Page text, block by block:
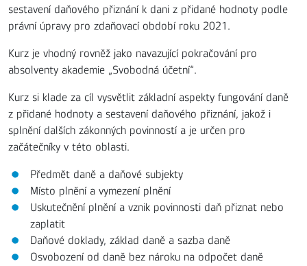
sestavení daňového přiznání k dani z přidané hodnoty podle
právní úpravy pro zdaňovací období roku 2021.
Kurz je vhodný rovněž jako navazující pokračování pro
absolventy akademie „Svobodná účetní“.
Kurz si klade za cíl vysvětlit základní aspekty fungování daně
z přidané hodnoty a sestavení daňového přiznání, jakož i
splnění dalších zákonných povinností a je určen pro
začátečníky v této oblasti.
Předmět daně a daňové subjekty
Místo plnění a vymezení plnění
Uskutečnění plnění a vznik povinnosti daň přiznat nebo
zaplatit
Daňové doklady, základ daně a sazba daně
Osvobození od daně bez nároku na odpočet daně